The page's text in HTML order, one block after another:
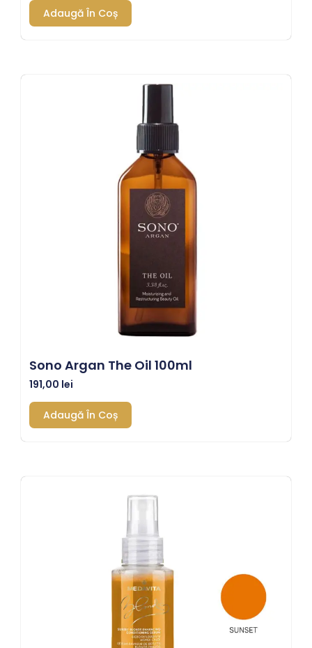
Adaugă În Coș
Sono Argan The Oil 100ml
191,00 lei
Adaugă În Coș